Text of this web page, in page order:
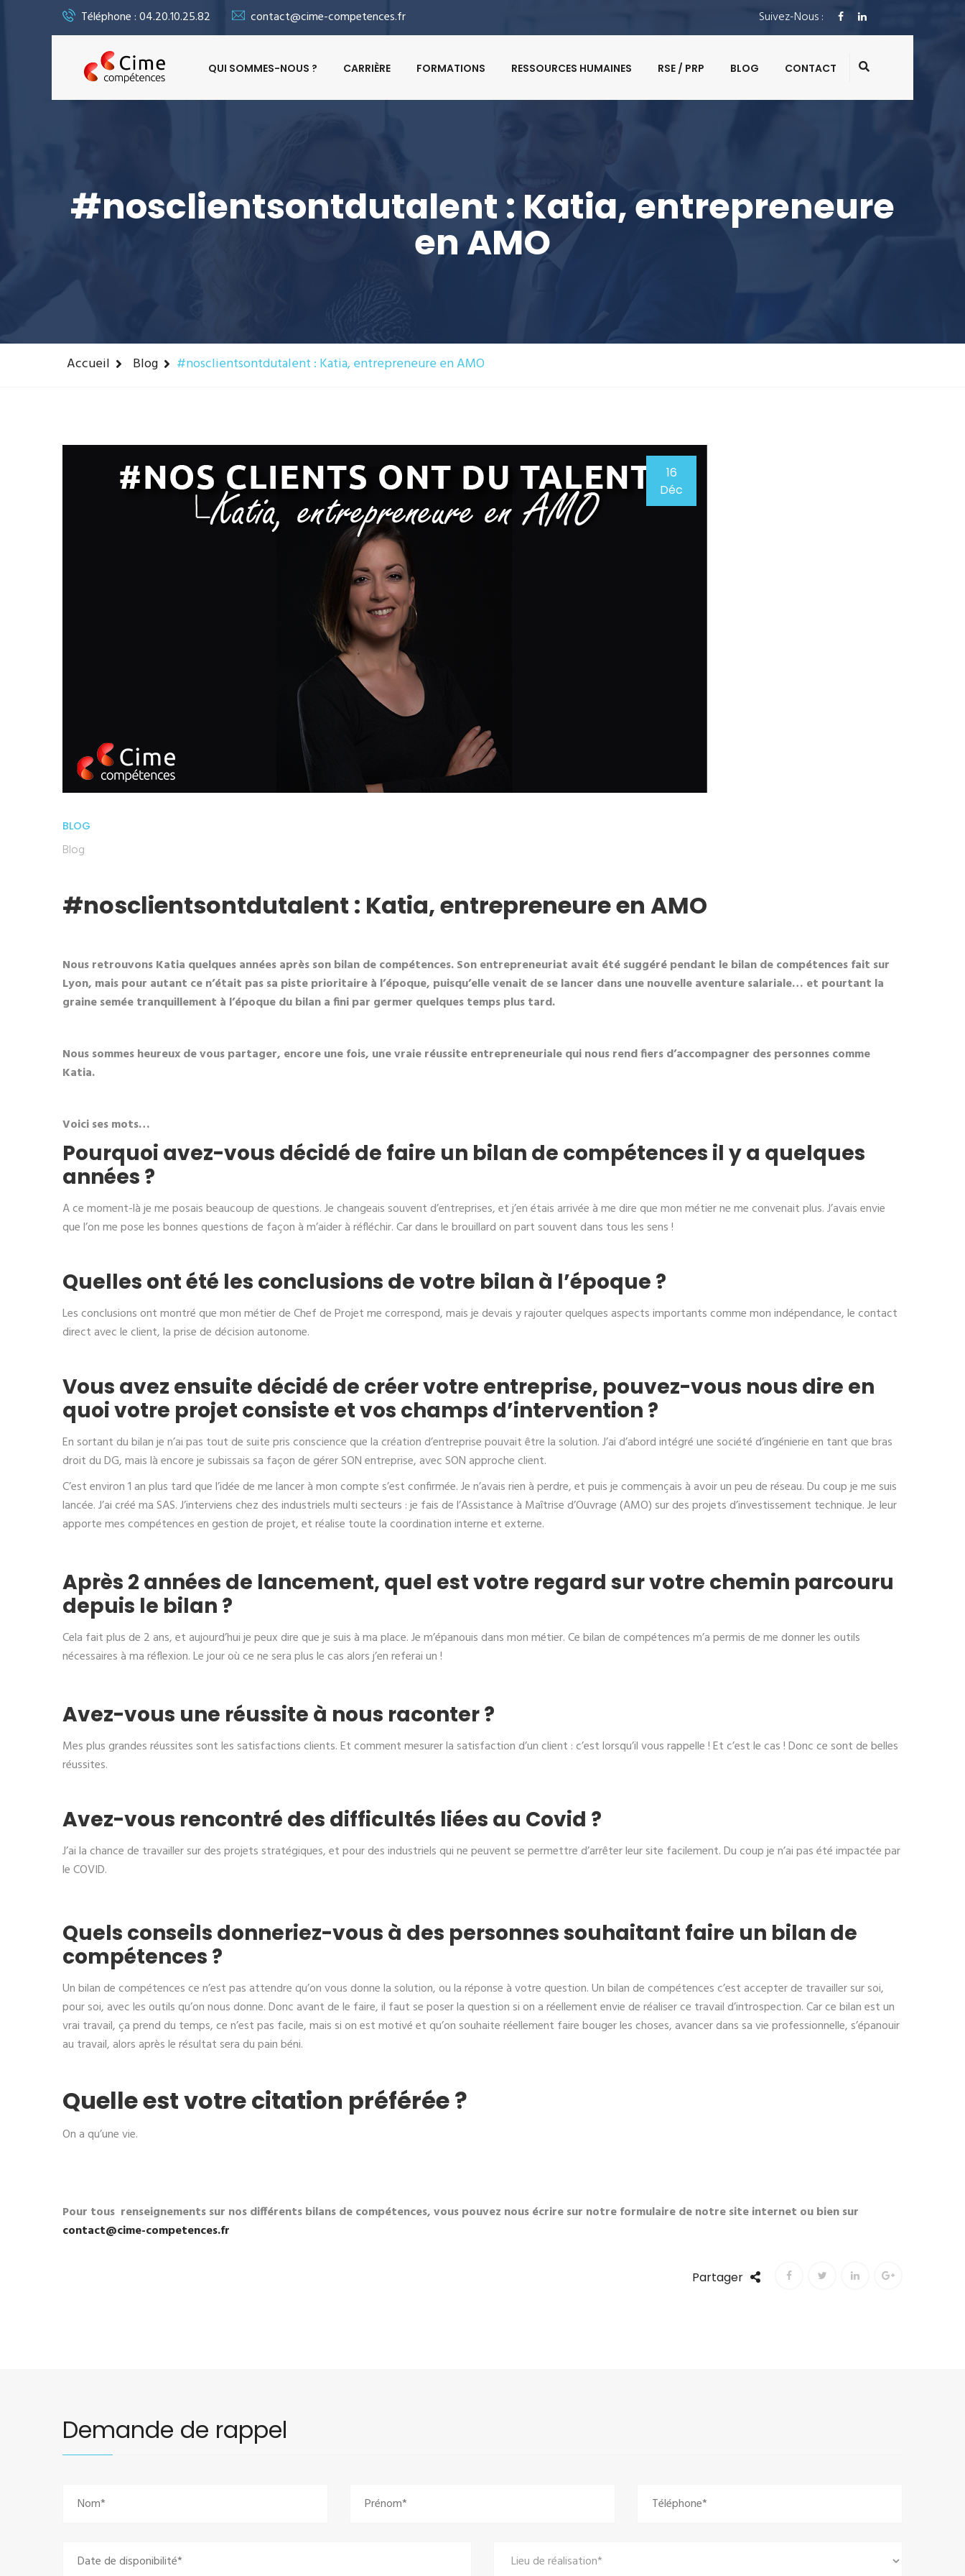
Téléphone : 04.20.10.25.82 contact@cime-competences.fr Suivez-Nous :
QUI SOMMES-NOUS ? CARRIÈRE FORMATIONS RESSOURCES HUMAINES RSE / PRP BLOG CONTACT
#nosclientsontdutalent : Katia, entrepreneure
en AMO
Accueil Blog #nosclientsontdutalent : Katia, entrepreneure en AMO
16
Déc
BLOG
Blog
#nosclientsontdutalent : Katia, entrepreneure en AMO
Nous retrouvons Katia quelques années après son bilan de compétences. Son entrepreneuriat avait été suggéré pendant le bilan de compétences fait sur
Lyon, mais pour autant ce n’était pas sa piste prioritaire à l’époque, puisqu’elle venait de se lancer dans une nouvelle aventure salariale… et pourtant la
graine semée tranquillement à l’époque du bilan a fini par germer quelques temps plus tard.
Nous sommes heureux de vous partager, encore une fois, une vraie réussite entrepreneuriale qui nous rend fiers d’accompagner des personnes comme
Katia.
Voici ses mots…
Pourquoi avez-vous décidé de faire un bilan de compétences il y a quelques
années ?
A ce moment-là je me posais beaucoup de questions. Je changeais souvent d’entreprises, et j’en étais arrivée à me dire que mon métier ne me convenait plus. J’avais envie
que l’on me pose les bonnes questions de façon à m’aider à réfléchir. Car dans le brouillard on part souvent dans tous les sens !
Quelles ont été les conclusions de votre bilan à l’époque ?
Les conclusions ont montré que mon métier de Chef de Projet me correspond, mais je devais y rajouter quelques aspects importants comme mon indépendance, le contact
direct avec le client, la prise de décision autonome.
Vous avez ensuite décidé de créer votre entreprise, pouvez-vous nous dire en
quoi votre projet consiste et vos champs d’intervention ?
En sortant du bilan je n’ai pas tout de suite pris conscience que la création d’entreprise pouvait être la solution. J’ai d’abord intégré une société d’ingénierie en tant que bras
droit du DG, mais là encore je subissais sa façon de gérer SON entreprise, avec SON approche client.
C’est environ 1 an plus tard que l’idée de me lancer à mon compte s’est confirmée. Je n’avais rien à perdre, et puis je commençais à avoir un peu de réseau. Du coup je me suis
lancée. J’ai créé ma SAS. J’interviens chez des industriels multi secteurs : je fais de l’Assistance à Maîtrise d’Ouvrage (AMO) sur des projets d’investissement technique. Je leur
apporte mes compétences en gestion de projet, et réalise toute la coordination interne et externe.
Après 2 années de lancement, quel est votre regard sur votre chemin parcouru
depuis le bilan ?
Cela fait plus de 2 ans, et aujourd’hui je peux dire que je suis à ma place. Je m’épanouis dans mon métier. Ce bilan de compétences m’a permis de me donner les outils
nécessaires à ma réflexion. Le jour où ce ne sera plus le cas alors j’en referai un !
Avez-vous une réussite à nous raconter ?
Mes plus grandes réussites sont les satisfactions clients. Et comment mesurer la satisfaction d’un client : c’est lorsqu’il vous rappelle ! Et c’est le cas ! Donc ce sont de belles
réussites.
Avez-vous rencontré des difficultés liées au Covid ?
J’ai la chance de travailler sur des projets stratégiques, et pour des industriels qui ne peuvent se permettre d’arrêter leur site facilement. Du coup je n’ai pas été impactée par
le COVID.
Quels conseils donneriez-vous à des personnes souhaitant faire un bilan de
compétences ?
Un bilan de compétences ce n’est pas attendre qu’on vous donne la solution, ou la réponse à votre question. Un bilan de compétences c’est accepter de travailler sur soi,
pour soi, avec les outils qu’on nous donne. Donc avant de le faire, il faut se poser la question si on a réellement envie de réaliser ce travail d’introspection. Car ce bilan est un
vrai travail, ça prend du temps, ce n’est pas facile, mais si on est motivé et qu’on souhaite réellement faire bouger les choses, avancer dans sa vie professionnelle, s’épanouir
au travail, alors après le résultat sera du pain béni.
Quelle est votre citation préférée ?
On a qu’une vie.
Pour tous renseignements sur nos différents bilans de compétences, vous pouvez nous écrire sur notre formulaire de notre site internet ou bien sur
contact@cime-competences.fr
Partager
Demande de rappel